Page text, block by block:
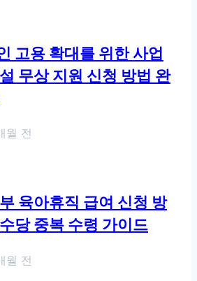
고용 확대를 위한 사업
무상 지원 신청 방법 완
월 전
육아휴직 급여 신청 방
당 중복 수령 가이드
월 전